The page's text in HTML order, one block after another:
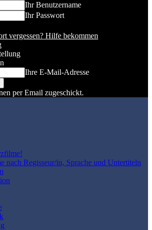
Ihr Benutzername
Ihr Passwort
vergessen? Hilfe bekommen
Ihre E-Mail-Adresse
per Email zugeschickt.
nach Regisseur/in, Sprache und Untertiteln